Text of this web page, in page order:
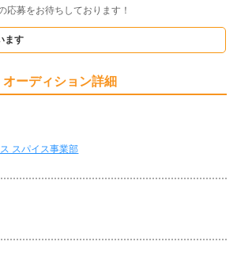
応募をお待ちしております！
ます
オーディション詳細
スパイス事業部